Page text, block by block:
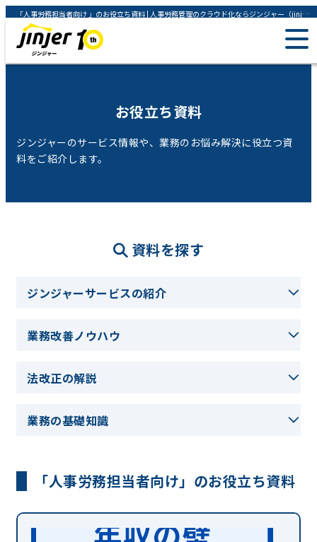
「人事労務担当者向け 」のお役立ち資料 | 人事労務管理のクラウド化ならジンジャー（jinjer）
お役立ち資料
ジンジャーのサービス情報や、業務のお悩み解決に役立つ資
料をご紹介します。
資料を探す
ジンジャーサービスの紹介
業務改善ノウハウ
法改正の解説
業務の基礎知識
「人事労務担当者向け」のお役立ち資料